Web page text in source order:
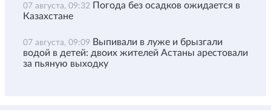
07 августа, 09:32 Погода без осадков ожидается в
Казахстане
07 августа, 09:09 Выпивали в луже и брызгали
водой в детей: двоих жителей Астаны арестовали
за пьяную выходку